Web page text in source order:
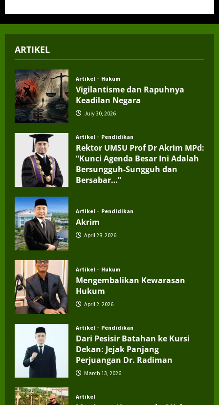
ARTIKEL
Artikel Hukum
Vigilantisme dan Rapuhnya
Keadilan Negara
July 30, 2026
Artikel Pendidikan
Rektor UMSU Prof Dr Akrim MPd:
“Kunci Agenda Besar Ini Adalah
Bersungguh-Sungguh dan
Bersabar…”
Artikel Pendidikan
Akrim
April 28, 2026
Artikel Hukum
Mengembalikan Kewarasan
Hukum
April 2, 2026
Artikel Pendidikan
Dari Pesisir Batahan ke Kursi
Dekan: Jejak Panjang
Perjuangan Dr. Radiman
March 13, 2026
Artikel